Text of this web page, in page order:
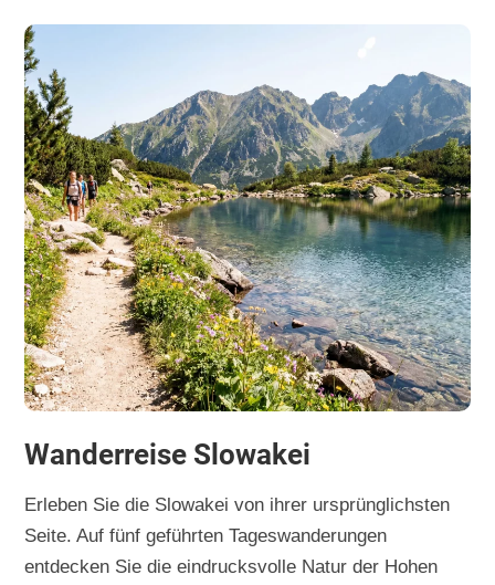
Wanderreise Slowakei
Erleben Sie die Slowakei von ihrer ursprünglichsten
Seite. Auf fünf geführten Tageswanderungen
entdecken Sie die eindrucksvolle Natur der Hohen